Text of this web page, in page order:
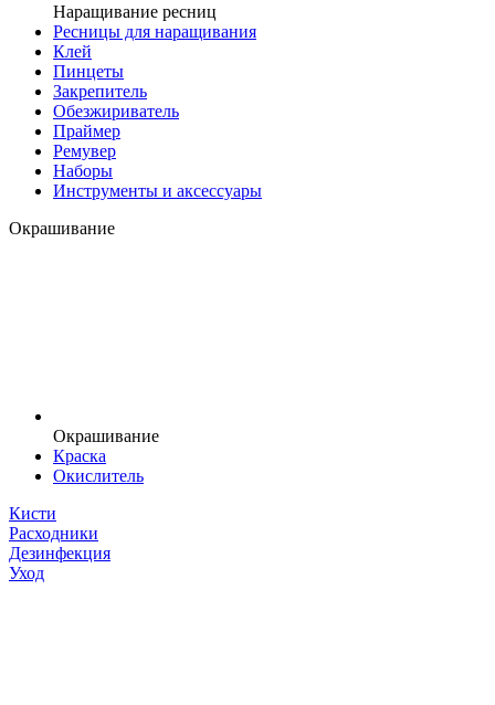
Наращивание ресниц
Ресницы для наращивания
Клей
Пинцеты
Закрепитель
Обезжириватель
Праймер
Ремувер
Наборы
Инструменты и аксессуары
Окрашивание
Окрашивание
Краска
Окислитель
Кисти
Расходники
Дезинфекция
Уход